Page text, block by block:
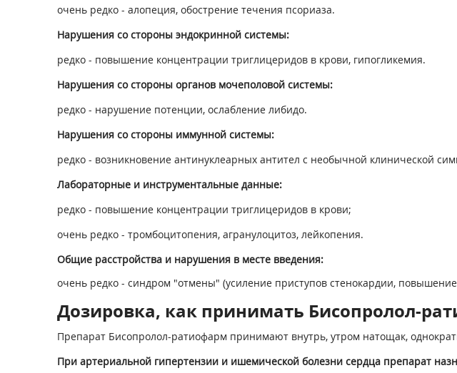
очень редко - алопеция, обострение течения псориаза.
Нарушения со стороны эндокринной системы:
редко - повышение концентрации триглицеридов в крови, гипогликемия.
Нарушения со стороны органов мочеполовой системы:
редко - нарушение потенции, ослабление либидо.
Нарушения со стороны иммунной системы:
редко - возникновение антинуклеарных антител с необычной клинической
Лабораторные и инструментальные данные:
редко - повышение концентрации триглицеридов в крови;
очень редко - тромбоцитопения, агранулоцитоз, лейкопения.
Общие расстройства и нарушения в месте введения:
очень редко - синдром "отмены" (усиление приступов стенокардии,
Дозировка, как принимать Бисопролол-
Препарат Бисопролол-ратиофарм принимают внутрь, утром натощак,
При артериальной гипертензии и ишемической болезни сердца препарат